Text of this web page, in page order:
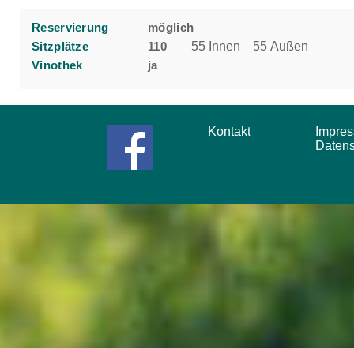
Reservierung
möglich
Sitzplätze
110
55 Innen 55 Außen
Vinothek
ja
Kontakt